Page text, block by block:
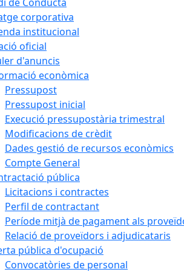
corporativa
institucional
oficial
d'anuncis
econòmica
Pressupost
Pressupost inicial
Execució pressupostària trimestral
Modificacions de crèdit
Dades gestió de recursos econòmics
Compte General
pública
Licitacions i contractes
Perfil de contractant
Període mitjà de pagament als
Relació de proveïdors i adjudicataris
pública d'ocupació
Convocatòries de personal